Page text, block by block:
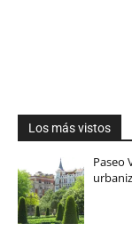
Los más vistos
Paseo